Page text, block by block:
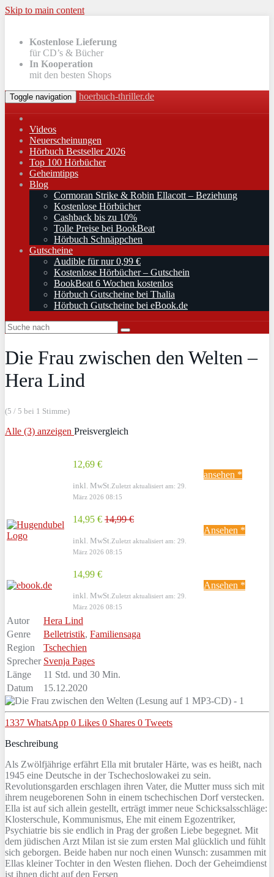
Skip to main content
Kostenlose Lieferung
für CD’s & Bücher
In Kooperation
mit den besten Shops
Toggle navigation hoerbuch-thriller.de
Videos
Neuerscheinungen
Hörbuch Bestseller 2026
Top 100 Hörbücher
Geheimtipps
Blog
Cormoran Strike & Robin Ellacott – Beziehung
Kostenlose Hörbücher
Cashback bis zu 10%
Tolle Preise bei BookBeat
Hörbuch Schnäppchen
Gutscheine
Audible für nur 0,99 €
Kostenlose Hörbücher – Gutschein
BookBeat 6 Wochen kostenlos
Hörbuch Gutscheine bei Thalia
Hörbuch Gutscheine bei eBook.de
Die Frau zwischen den Welten –
Hera Lind
(5 / 5 bei 1 Stimme)
Alle (3) anzeigen Preisvergleich
12,69 €
inkl. MwSt. Zuletzt aktualisiert am: 29.
März 2026 08:15
ansehen *
14,95 € 14,99 €
inkl. MwSt. Zuletzt aktualisiert am: 29.
März 2026 08:15
Ansehen *
14,99 €
inkl. MwSt. Zuletzt aktualisiert am: 29.
März 2026 08:15
Ansehen *
Autor
Hera Lind
Genre
Belletristik, Familiensaga
Region
Tschechien
Sprecher Svenja Pages
Länge
11 Std. und 30 Min.
Datum
15.12.2020
1337 WhatsApp 0 Likes 0 Shares 0 Tweets
Beschreibung
Als Zwölfjährige erfährt Ella mit brutaler Härte, was es heißt, nach
1945 eine Deutsche in der Tschechoslowakei zu sein.
Revolutionsgarden erschlagen ihren Vater, die Mutter muss sich mit
ihrem neugeborenen Sohn in einem tschechischen Dorf verstecken.
Ella ist auf sich allein gestellt, erträgt immer neue Schicksalsschläge:
Klosterschule, Kommunismus, Ehe mit einem Egozentriker,
Psychiatrie bis sie endlich in Prag der großen Liebe begegnet. Mit
dem jüdischen Arzt Milan ist sie zum ersten Mal glücklich und fühlt
sich geborgen. Beide haben nur noch einen Wunsch: zusammen mit
Ellas kleiner Tochter in den Westen fliehen. Doch der Geheimdienst
ist ihnen dicht auf den Fersen